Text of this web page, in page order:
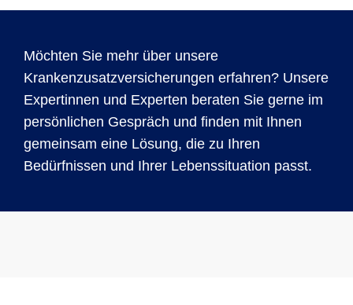
Möchten Sie mehr über unsere
Krankenzusatzversicherungen erfahren? Unsere
Expertinnen und Experten beraten Sie gerne im
persönlichen Gespräch und finden mit Ihnen
gemeinsam eine Lösung, die zu Ihren
Bedürfnissen und Ihrer Lebenssituation passt.